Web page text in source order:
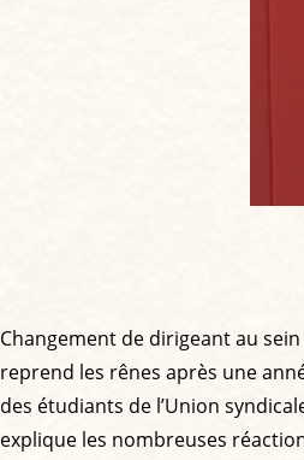
Changement de dirigeant au
reprend les rênes après une
des étudiants de l’Union
explique les nombreuses